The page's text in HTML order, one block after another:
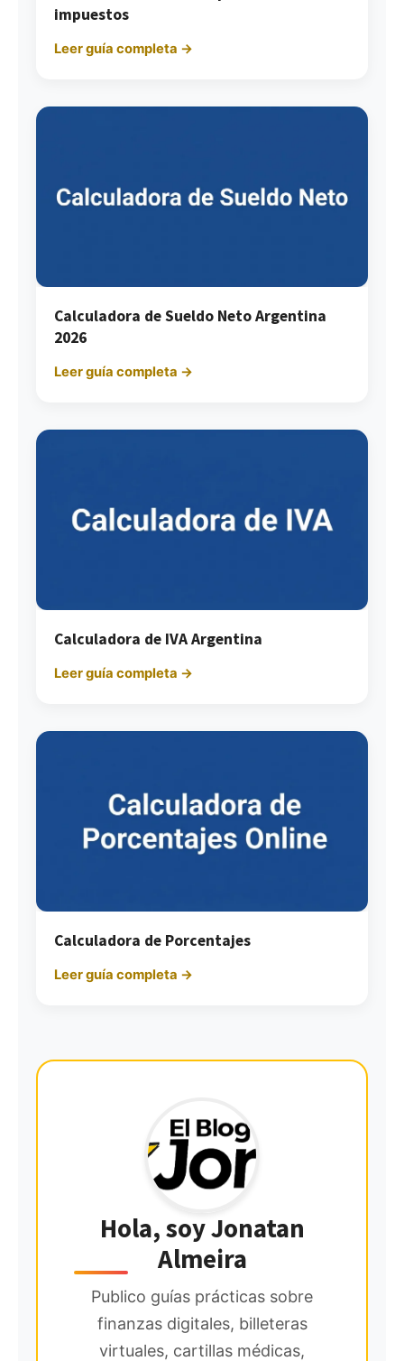
impuestos
Leer guía completa →
Calculadora de Sueldo Neto Argentina
2026
Leer guía completa →
Calculadora de IVA Argentina
Leer guía completa →
Calculadora de Porcentajes
Leer guía completa →
Hola, soy Jonatan
Almeira
Publico guías prácticas sobre
finanzas digitales, billeteras
virtuales, cartillas médicas,